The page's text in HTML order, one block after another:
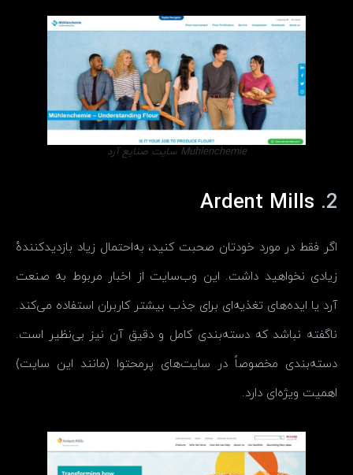
Muhlenchemie سایت صنایع آرد
2.
Ardent Mills
اگر فقط در مورد خودتان صحبت کنید، به‌احتمال زیاد بازدیدکنندهٔ
زیادی نخواهید داشت. این وب‌سایت از اخبار مربوط به صنعت
آرد یا ایده‌های تغذیه‌ای برای جذب بیشتر کاربران استفاده می‌کند.
ناگفته نباشد که دسته‌بندی کامل و دقیق آن نیز بی‌نظیر است.
دسته‌بندی مخصوصاً در سایت‌های پرمحتوا (مانند این سایت)
اهمیت ویژه‌ای دارد.